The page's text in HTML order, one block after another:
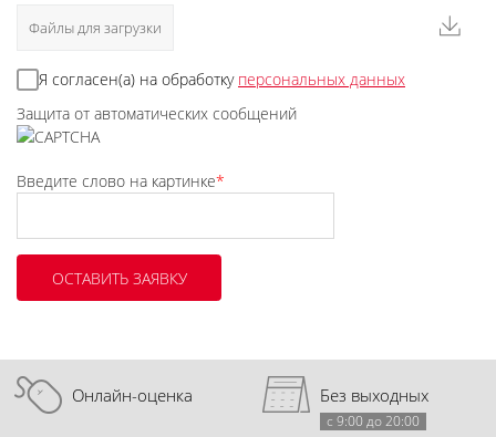
Файлы для загрузки
Я согласен(а) на обработку персональных данных
Защита от автоматических сообщений
Введите слово на картинке*
Онлайн-оценка Без выходных
с 9:00 до 20:00